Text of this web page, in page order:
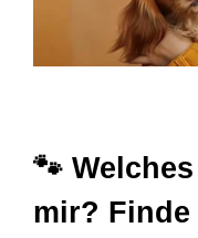
🐾
mir?